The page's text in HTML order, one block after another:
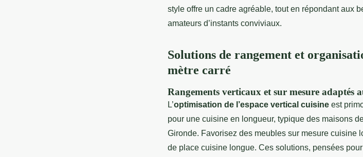
style offre un cadre agréable, tout en répondant aux
amateurs d’instants conviviaux.
Solutions de rangement et
mètre carré
Rangements verticaux et sur mesure adaptés
L’optimisation de l’espace vertical cuisine est
pour une cuisine en longueur, typique des maisons
Gironde. Favorisez des meubles sur mesure cuisine
de place cuisine longue. Ces solutions, pensées